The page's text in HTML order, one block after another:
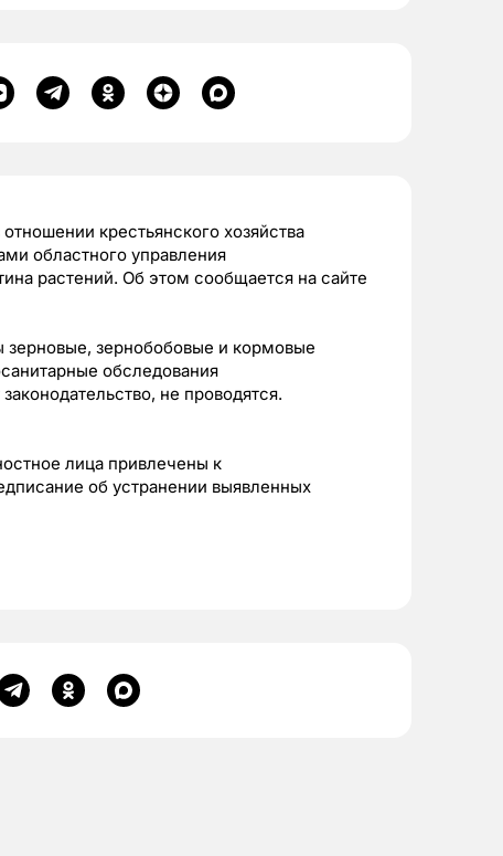
крестьянского хозяйства
областного управления
растений. Об этом сообщается на сайте
зерновые, зернобобовые и кормовые
обследования
не проводятся.
лица привлечены к
об устранении выявленных